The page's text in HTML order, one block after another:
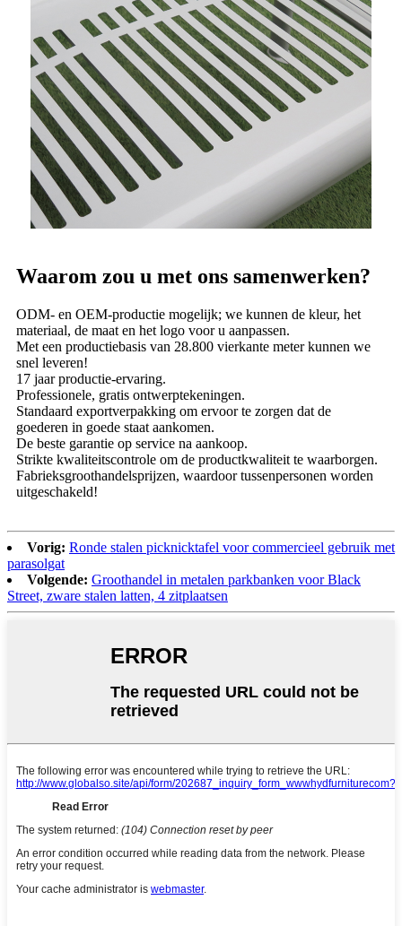
Waarom zou u met ons samenwerken?
ODM- en OEM-productie mogelijk; we kunnen de kleur, het
materiaal, de maat en het logo voor u aanpassen.
Met een productiebasis van 28.800 vierkante meter kunnen we
snel leveren!
17 jaar productie-ervaring.
Professionele, gratis ontwerptekeningen.
Standaard exportverpakking om ervoor te zorgen dat de
goederen in goede staat aankomen.
De beste garantie op service na aankoop.
Strikte kwaliteitscontrole om de productkwaliteit te waarborgen.
Fabrieksgroothandelsprijzen, waardoor tussenpersonen worden
uitgeschakeld!
Vorig: Ronde stalen picknicktafel voor commercieel gebruik met
parasolgat
Volgende: Groothandel in metalen parkbanken voor Black
Street, zware stalen latten, 4 zitplaatsen